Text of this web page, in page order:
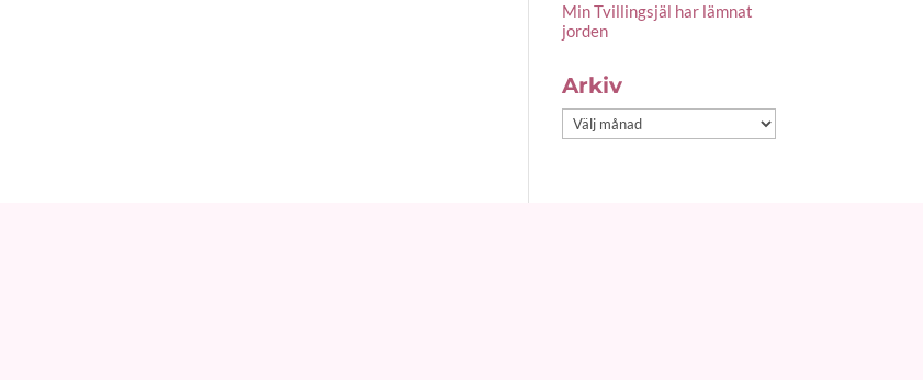
Min Tvillingsjäl har lämnat
jorden
Arkiv
Arkiv